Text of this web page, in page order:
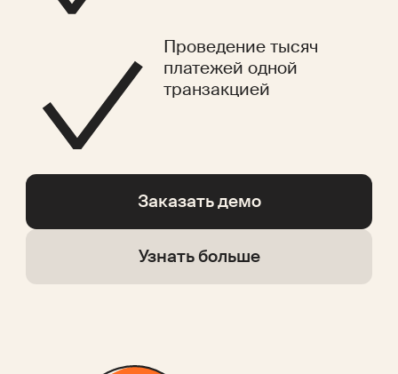
Проведение тысяч
платежей одной
транзакцией
Заказать демо
Узнать больше